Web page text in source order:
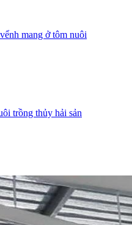
mang ở tôm nuôi
trồng thủy hải sản